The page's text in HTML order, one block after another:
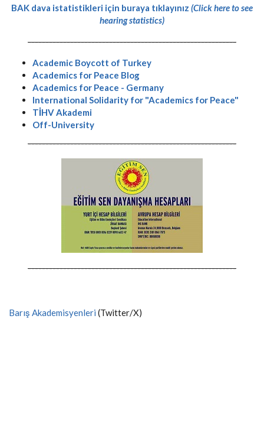
BAK dava istatistikleri için buraya tıklayınız (Click here to see
hearing statistics)
-----------------------------------------------------------
Academic Boycott of Turkey
Academics for Peace Blog
Academics for Peace - Germany
International Solidarity for "Academics for Peace"
TİHV Akademi
Off-University
-----------------------------------------------------------
-----------------------------------------------------------
Barış Akademisyenleri (Twitter/X)